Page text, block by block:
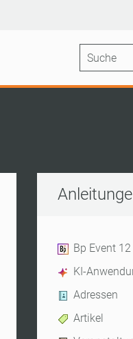
Bp Event 12
KI-
Adressen
Artikel